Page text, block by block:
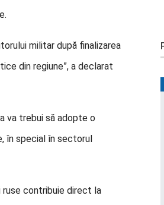
militar după finalizarea
din regiune”, a declarat
va trebui să adopte o
în special în sectorul
ruse contribuie direct la